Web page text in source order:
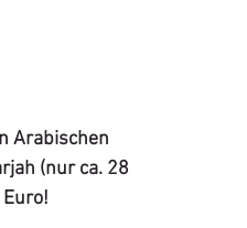
Arabischen
(nur ca. 28